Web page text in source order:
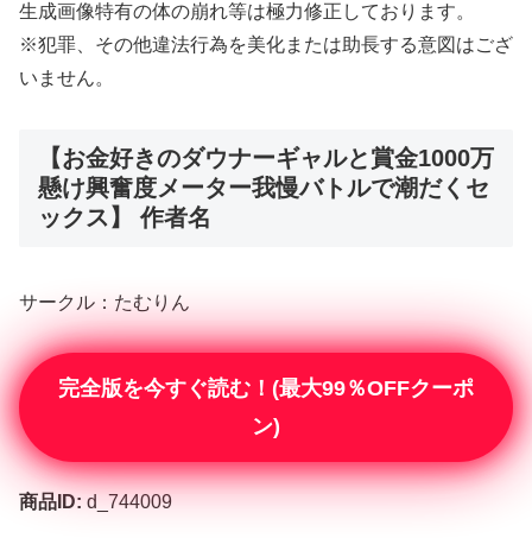
生成画像特有の体の崩れ等は極力修正しております。
※犯罪、その他違法行為を美化または助長する意図はござ
いません。
【お金好きのダウナーギャルと賞金1000万
懸け興奮度メーター我慢バトルで潮だくセ
ックス】 作者名
サークル：たむりん
完全版を今すぐ読む！(最大99％OFFクーポ
ン)
商品ID: d_744009